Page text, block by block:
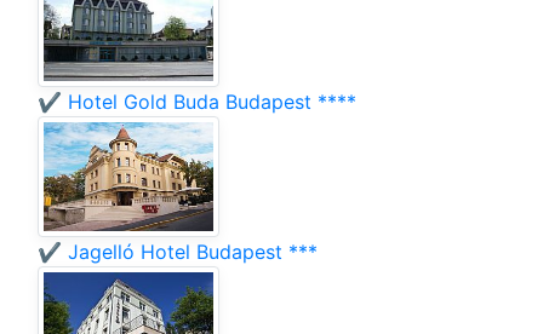
✔️ Hotel Gold Buda Budapest ****
✔️ Jagelló Hotel Budapest ***